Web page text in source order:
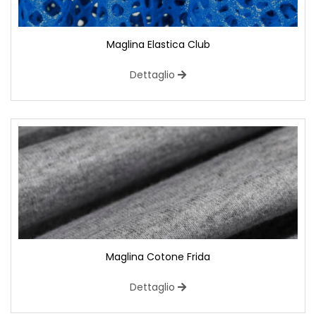
Maglina Elastica Club
Dettaglio
Maglina Cotone Frida
Dettaglio